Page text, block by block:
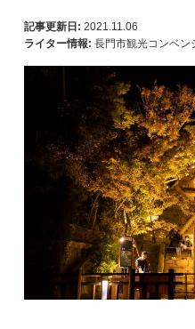
記事更新日: 2021.11.06
ライター情報: 長門市観光コンベン